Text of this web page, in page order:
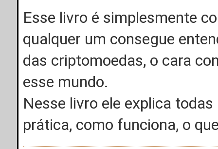
Esse livro é simplesmente
qualquer um consegue
das criptomoedas, o cara
esse mundo.
Nesse livro ele explica
prática, como funciona, o